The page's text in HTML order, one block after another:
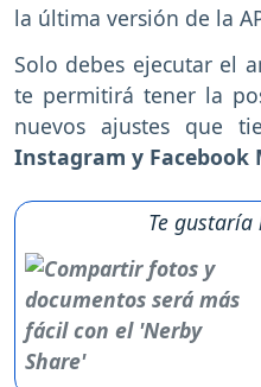
la última versión de la
Solo debes ejecutar el
te permitirá tener la
nuevos ajustes que
Instagram y Facebook
Te